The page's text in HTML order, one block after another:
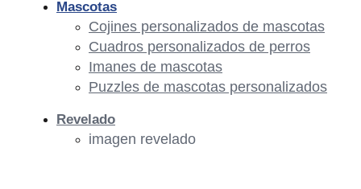
Mascotas
Cojines personalizados de mascotas
Cuadros personalizados de perros
Imanes de mascotas
Puzzles de mascotas personalizados
Revelado
imagen revelado